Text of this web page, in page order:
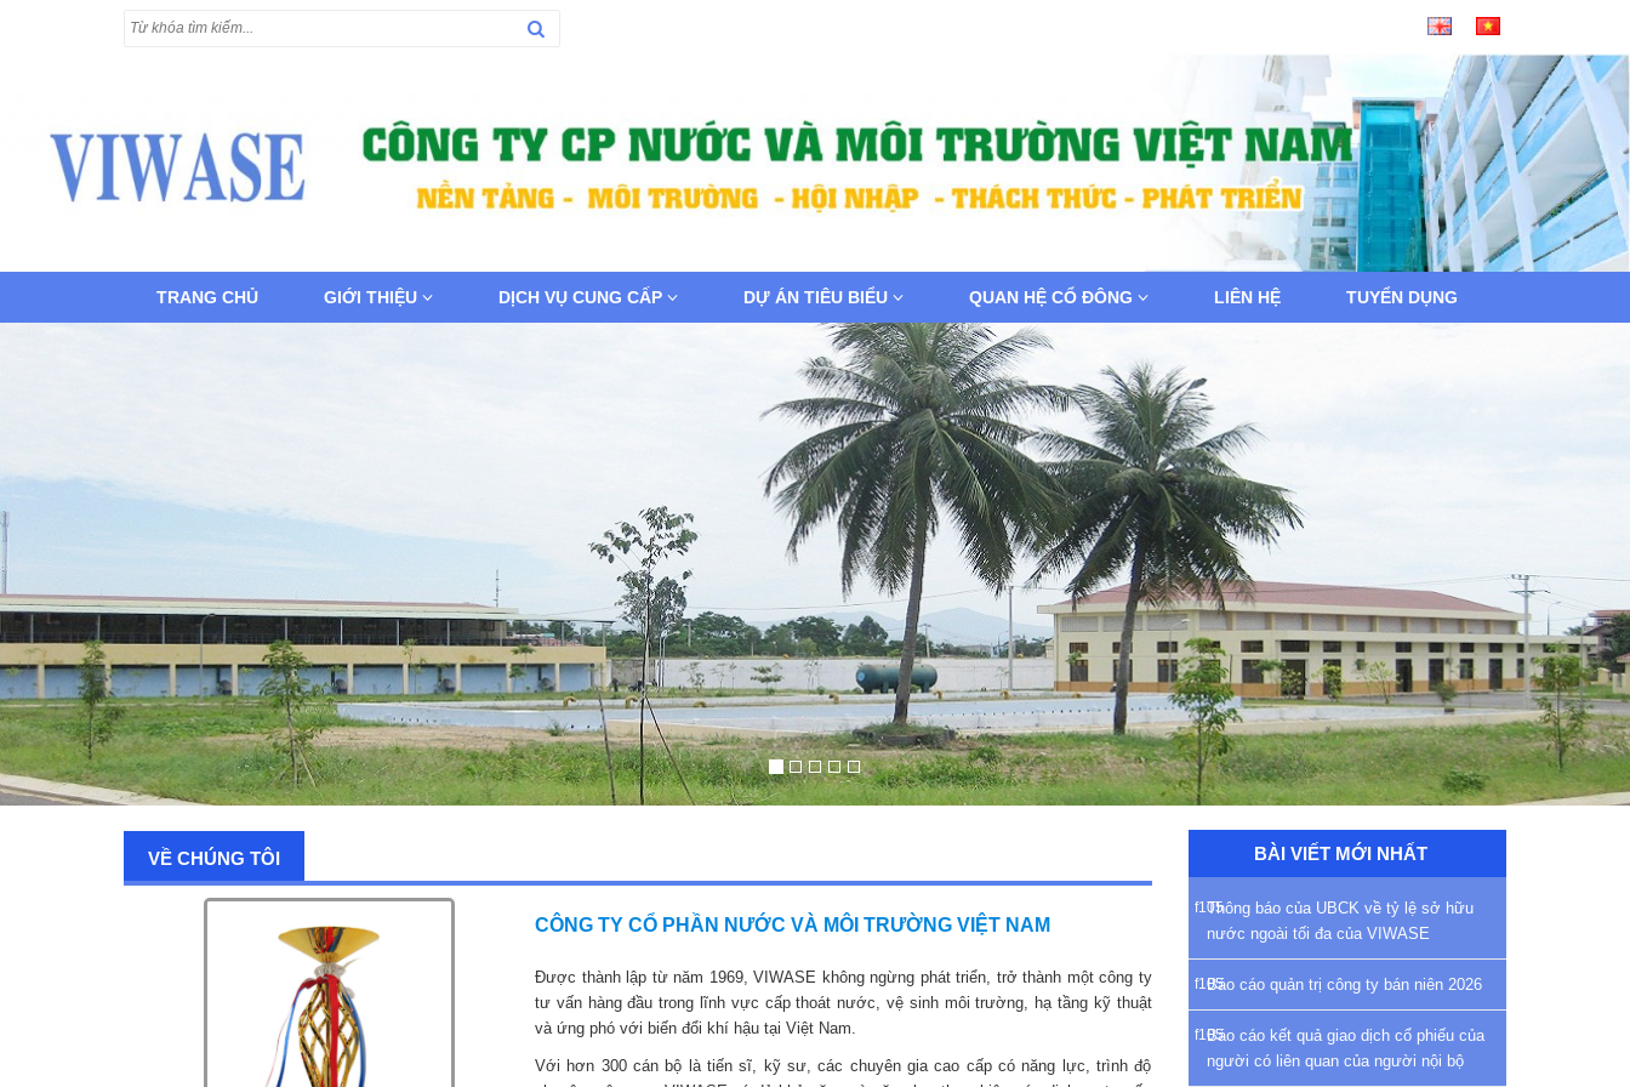
TRANG CHỦ GIỚI THIỆU DỊCH VỤ CUNG CẤP DỰ ÁN TIÊU BIỂU QUAN HỆ CỔ ĐÔNG LIÊN HỆ TUYỂN DỤNG
VỀ CHÚNG TÔI
CÔNG TY CỔ PHẦN NƯỚC VÀ MÔI TRƯỜNG VIỆT NAM
Được thành lập từ năm 1969, VIWASE không ngừng phát triển, trở thành một công ty
tư vấn hàng đầu trong lĩnh vực cấp thoát nước, vệ sinh môi trường, hạ tầng kỹ thuật
và ứng phó với biến đổi khí hậu tại Việt Nam.
Với hơn 300 cán bộ là tiến sĩ, kỹ sư, các chuyên gia cao cấp có năng lực, trình độ
BÀI VIẾT MỚI NHẤT
Thông báo của UBCK về tỷ lệ sở hữu
nước ngoài tối đa của VIWASE
Báo cáo quản trị công ty bán niên 2026
Báo cáo kết quả giao dịch cổ phiếu của
người có liên quan của người nội bộ